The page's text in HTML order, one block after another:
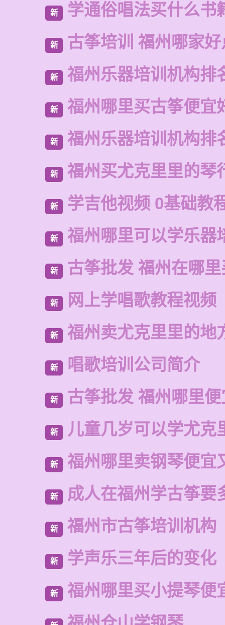
新 学通俗唱法买什么书
新 古筝培训 福州哪家好
新 福州乐器培训机构排
新 福州哪里买古筝便宜
新 福州乐器培训机构排
新 福州买尤克里里的琴
新 学吉他视频 0基础教
新 福州哪里可以学乐器
新 古筝批发 福州在哪
新 网上学唱歌教程视频
新 福州卖尤克里里的地
新 唱歌培训公司简介
新 古筝批发 福州哪里便
新 儿童几岁可以学尤克
新 福州哪里卖钢琴便宜
新 成人在福州学古筝要
新 福州市古筝培训机构
新 学声乐三年后的变化
新 福州哪里买小提琴便